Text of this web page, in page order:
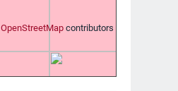
OpenStreetMapcontributors